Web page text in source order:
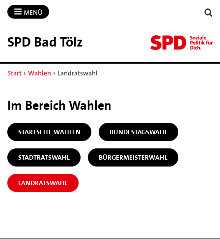
MENÜ
SPD Bad Tölz
Start › Wahlen › Landratswahl
Im Bereich Wahlen
STARTSEITE WAHLEN BUNDESTAGSWAHL
STADTRATSWAHL BÜRGERMEISTERWAHL
LANDRATSWAHL